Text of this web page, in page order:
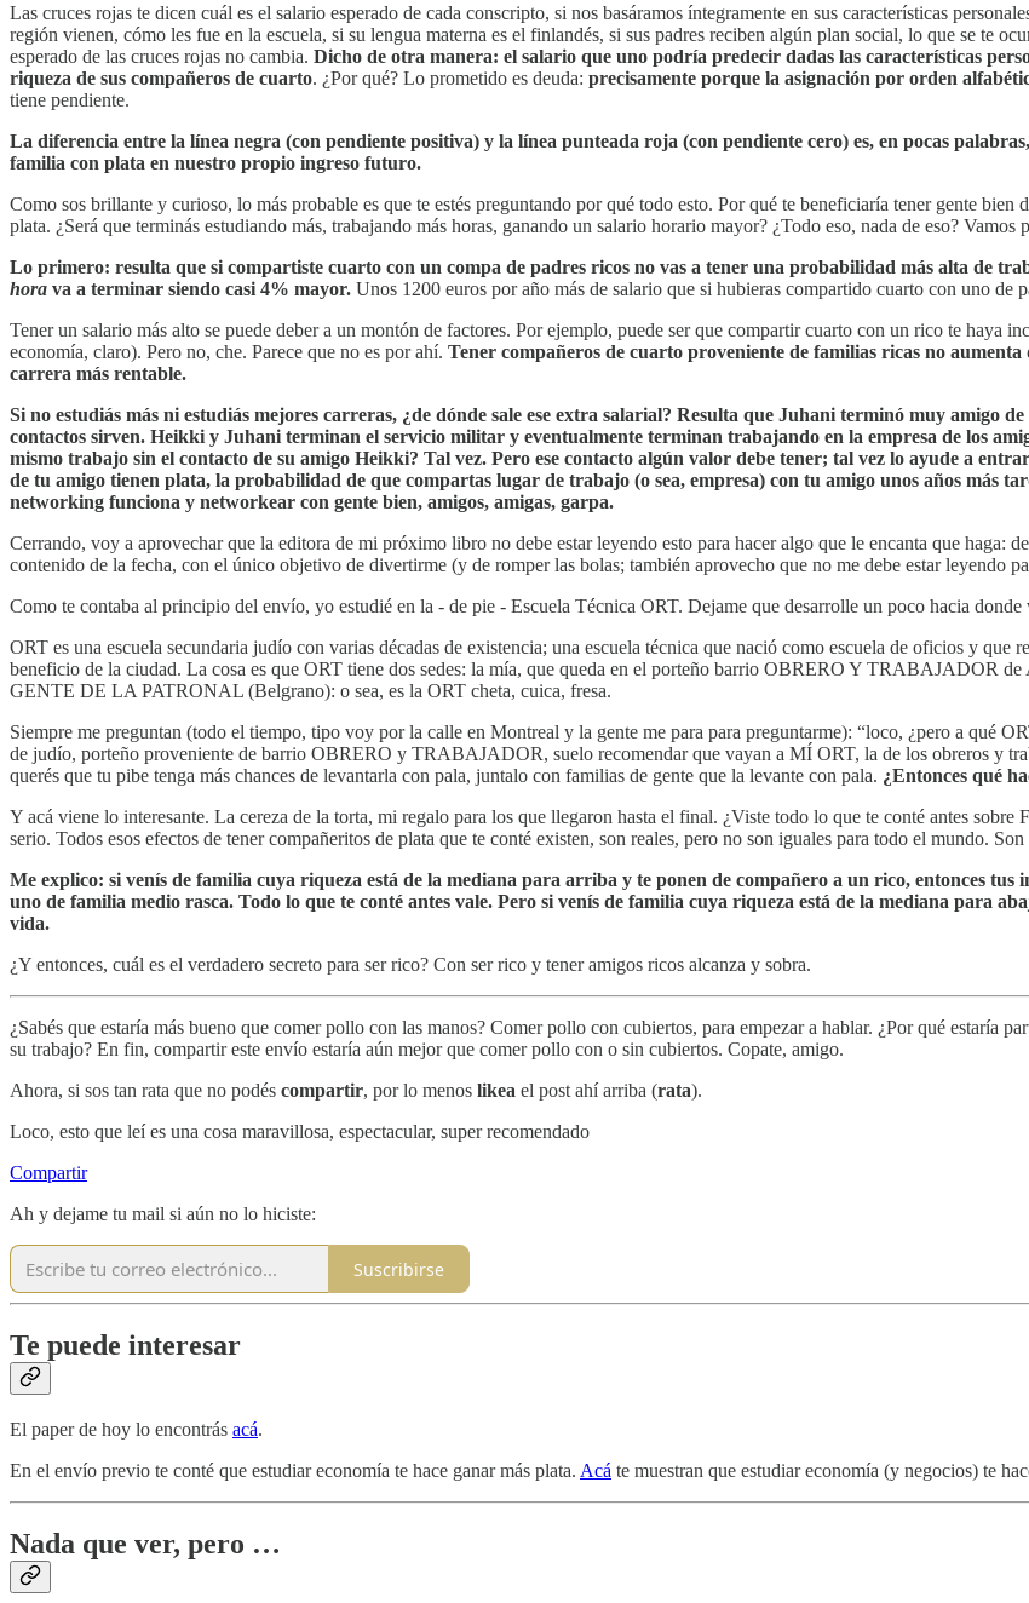
Las cruces rojas te dicen cuál es el salario esperado de cada conscripto, si nos basáramos íntegramente en sus características
región vienen, cómo les fue en la escuela, si su lengua materna es el finlandés, si sus padres reciben algún plan social, lo que se te
esperado de las cruces rojas no cambia. Dicho de otra manera: el salario que uno podría predecir dadas las características
riqueza de sus compañeros de cuarto. ¿Por qué? Lo prometido es deuda: precisamente porque la asignación por orden
tiene pendiente.
La diferencia entre la línea negra (con pendiente positiva) y la línea punteada roja (con pendiente cero) es, en pocas
familia con plata en nuestro propio ingreso futuro.
Como sos brillante y curioso, lo más probable es que te estés preguntando por qué todo esto. Por qué te beneficiaría tener gente
plata. ¿Será que terminás estudiando más, trabajando más horas, ganando un salario horario mayor? ¿Todo eso, nada de eso? Vamos
Lo primero: resulta que si compartiste cuarto con un compa de padres ricos no vas a tener una probabilidad más alta de
hora va a terminar siendo casi 4% mayor. Unos 1200 euros por año más de salario que si hubieras compartido cuarto con uno de
Tener un salario más alto se puede deber a un montón de factores. Por ejemplo, puede ser que compartir cuarto con un rico te haya
economía, claro). Pero no, che. Parece que no es por ahí. Tener compañeros de cuarto proveniente de familias ricas no
carrera más rentable.
Si no estudiás más ni estudiás mejores carreras, ¿de dónde sale ese extra salarial? Resulta que Juhani terminó muy amigo
contactos sirven. Heikki y Juhani terminan el servicio militar y eventualmente terminan trabajando en la empresa de los
mismo trabajo sin el contacto de su amigo Heikki? Tal vez. Pero ese contacto algún valor debe tener; tal vez lo ayude a
de tu amigo tienen plata, la probabilidad de que compartas lugar de trabajo (o sea, empresa) con tu amigo unos años más
networking funciona y networkear con gente bien, amigos, amigas, garpa.
Cerrando, voy a aprovechar que la editora de mi próximo libro no debe estar leyendo esto para hacer algo que le encanta que haga:
contenido de la fecha, con el único objetivo de divertirme (y de romper las bolas; también aprovecho que no me debe estar leyendo
Como te contaba al principio del envío, yo estudié en la - de pie - Escuela Técnica ORT. Dejame que desarrolle un poco hacia
ORT es una escuela secundaria judío con varias décadas de existencia; una escuela técnica que nació como escuela de oficios y que
beneficio de la ciudad. La cosa es que ORT tiene dos sedes: la mía, que queda en el porteño barrio OBRERO Y TRABAJADOR
GENTE DE LA PATRONAL (Belgrano): o sea, es la ORT cheta, cuica, fresa.
Siempre me preguntan (todo el tiempo, tipo voy por la calle en Montreal y la gente me para para preguntarme): “loco, ¿pero a qué
de judío, porteño proveniente de barrio OBRERO y TRABAJADOR, suelo recomendar que vayan a MÍ ORT, la de los obreros y
querés que tu pibe tenga más chances de levantarla con pala, juntalo con familias de gente que la levante con pala. ¿Entonces qué
Y acá viene lo interesante. La cereza de la torta, mi regalo para los que llegaron hasta el final. ¿Viste todo lo que te conté antes
serio. Todos esos efectos de tener compañeritos de plata que te conté existen, son reales, pero no son iguales para todo el mundo.
Me explico: si venís de familia cuya riqueza está de la mediana para arriba y te ponen de compañero a un rico, entonces tus
uno de familia medio rasca. Todo lo que te conté antes vale. Pero si venís de familia cuya riqueza está de la mediana para
vida.
¿Y entonces, cuál es el verdadero secreto para ser rico? Con ser rico y tener amigos ricos alcanza y sobra.
¿Sabés que estaría más bueno que comer pollo con las manos? Comer pollo con cubiertos, para empezar a hablar. ¿Por qué estaría
su trabajo? En fin, compartir este envío estaría aún mejor que comer pollo con o sin cubiertos. Copate, amigo.
Ahora, si sos tan rata que no podés compartir, por lo menos likea el post ahí arriba (rata).
Loco, esto que leí es una cosa maravillosa, espectacular, super recomendado
Compartir
Ah y dejame tu mail si aún no lo hiciste:
Suscribirse
Te puede interesar
El paper de hoy lo encontrás acá.
En el envío previo te conté que estudiar economía te hace ganar más plata. Acá te muestran que estudiar economía (y negocios) te
Nada que ver, pero …